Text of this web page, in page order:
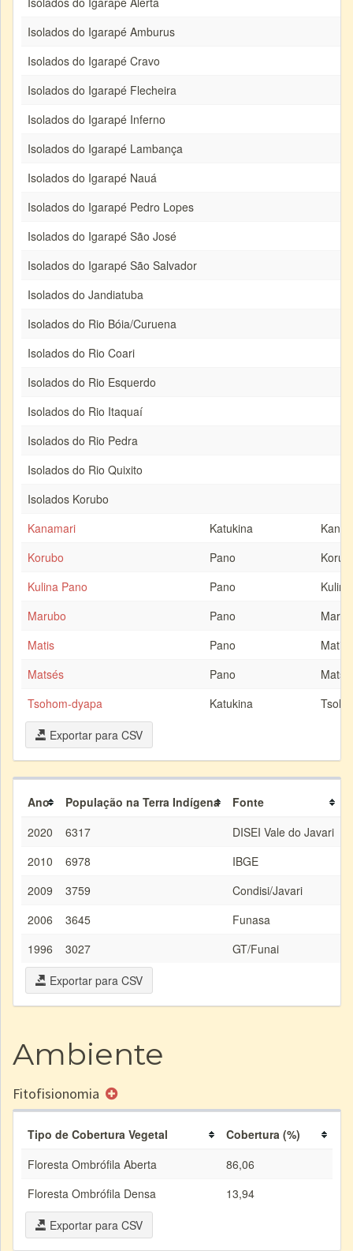
Isolados do Igarapé Amburus
Isolados do Igarapé Cravo
Isolados do Igarapé Flecheira
Isolados do Igarapé Inferno
Isolados do Igarapé Lambança
Isolados do Igarapé Nauá
Isolados do Igarapé Pedro Lopes
Isolados do Igarapé São José
Isolados do Igarapé São Salvador
Isolados do Jandiatuba
Isolados do Rio Bóia/Curuena
Isolados do Rio Coari
Isolados do Rio Esquerdo
Isolados do Rio Itaquaí
Isolados do Rio Pedra
Isolados do Rio Quixito
Isolados Korubo
Kanamari
Katukina
Korubo
Pano
Kulina Pano
Pano
Kulina
Marubo
Pano
Matis
Pano
Matis
Matsés
Pano
Matsé
Tsohom-dyapa
Katukina
Exportar para CSV
Ano População na Terra Indígena
Fonte
2020
6317
DISEI Vale do Javari
2010
6978
IBGE
2009
3759
Condisi/Javari
2006
3645
Funasa
1996
3027
GT/Funai
Exportar para CSV
Ambiente
Fitofisionomia
Tipo de Cobertura Vegetal
Cobertura (%)
Floresta Ombrófila Aberta
86,06
Floresta Ombrófila Densa
13,94
Exportar para CSV